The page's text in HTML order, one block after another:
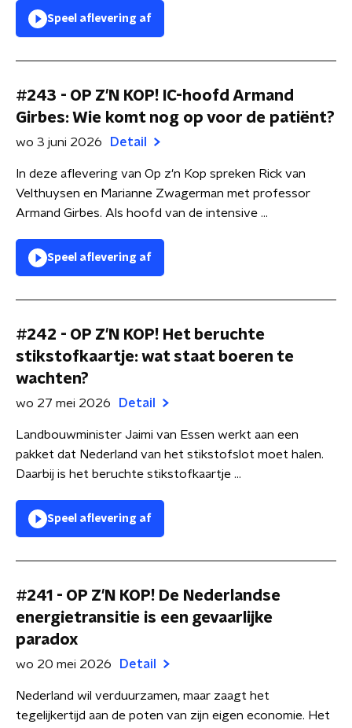
Speel aflevering af
#243 - OP Z'N KOP! IC-hoofd Armand
Girbes: Wie komt nog op voor de patiënt?
wo 3 juni 2026 Detail
In deze aflevering van Op z'n Kop spreken Rick van
Velthuysen en Marianne Zwagerman met professor
Armand Girbes. Als hoofd van de intensive ...
Speel aflevering af
#242 - OP Z'N KOP! Het beruchte
stikstofkaartje: wat staat boeren te
wachten?
wo 27 mei 2026 Detail
Landbouwminister Jaimi van Essen werkt aan een
pakket dat Nederland van het stikstofslot moet halen.
Daarbij is het beruchte stikstofkaartje ...
Speel aflevering af
#241 - OP Z'N KOP! De Nederlandse
energietransitie is een gevaarlijke
paradox
wo 20 mei 2026 Detail
Nederland wil verduurzamen, maar zaagt het
tegelijkertijd aan de poten van zijn eigen economie. Het